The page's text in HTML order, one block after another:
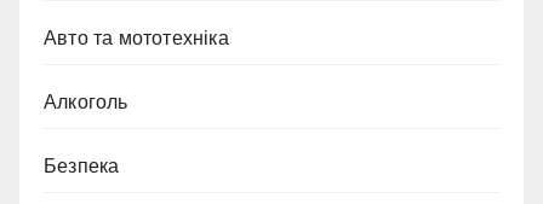
Авто та мототехніка
Алкоголь
Безпека